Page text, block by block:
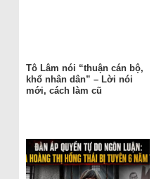
Tô Lâm nói “thuận cán bộ,
khổ nhân dân” – Lời nói
mới, cách làm cũ